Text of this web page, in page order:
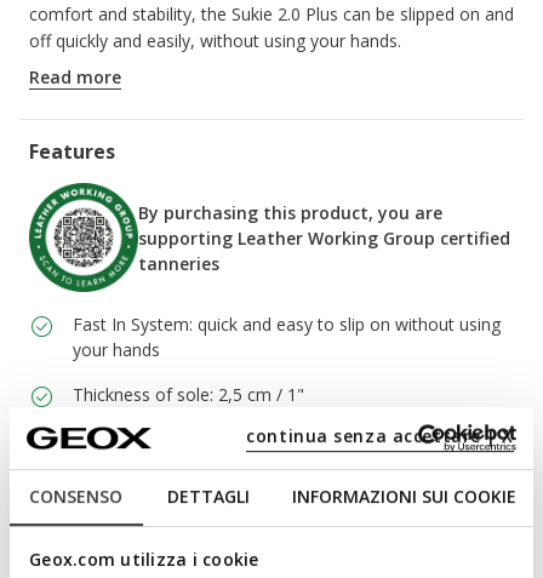
CONSENSO DETTAGLI INFORMAZIONI SUI COOKIE
Geox.com utilizza i cookie
continua senza accettare | X
comfort and stability, the Sukie 2.0 Plus can be slipped on and
off quickly and easily, without using your hands.
ITEM CODE:
Read more
Features
By purchasing this product, you are
supporting Leather Working Group certified
tanneries
Fast In System: quick and easy to slip on without using
your hands
Thickness of sole: 2,5 cm / 1"
Elasticated laces to adjust the fit; Removable insole
Materials